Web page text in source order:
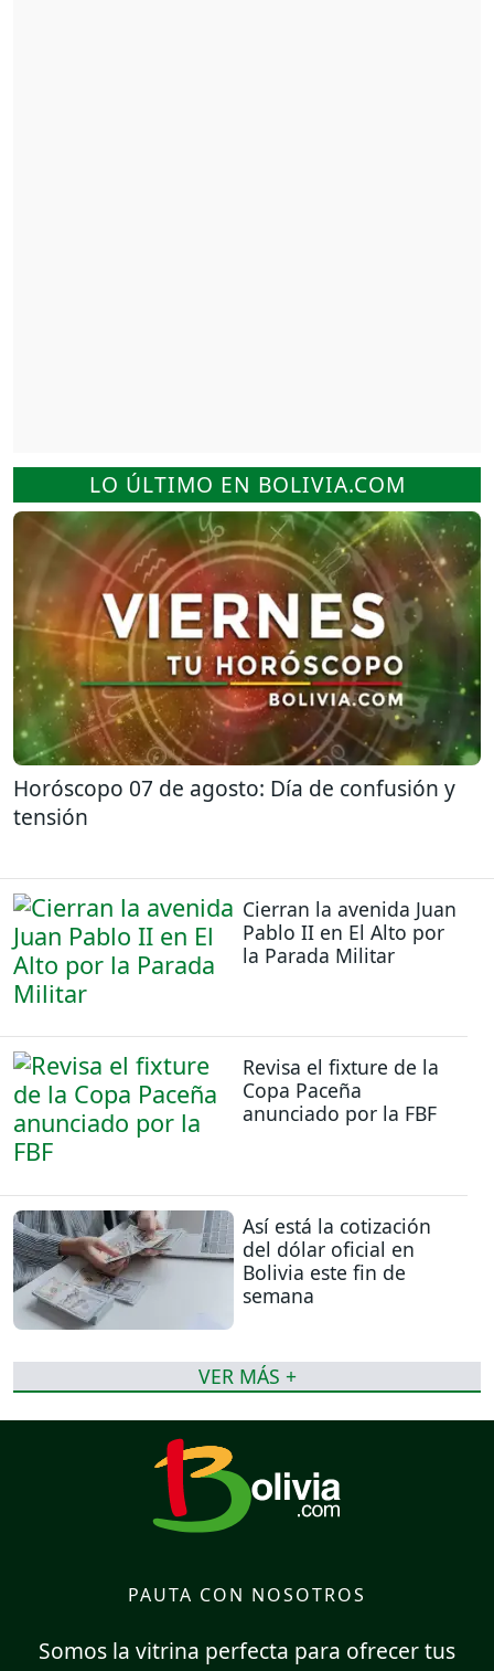
LO ÚLTIMO EN BOLIVIA.COM
Horóscopo 07 de agosto: Día de confusión y
tensión
Cierran la avenida Juan
Pablo II en El Alto por
la Parada Militar
Revisa el fixture de la
Copa Paceña
anunciado por la FBF
Así está la cotización
del dólar oficial en
Bolivia este fin de
semana
VER MÁS +
PAUTA CON NOSOTROS
Somos la vitrina perfecta para ofrecer tus